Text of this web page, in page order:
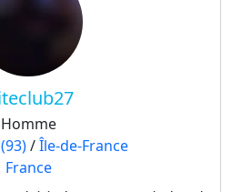
Homme
/Île-de-France
France